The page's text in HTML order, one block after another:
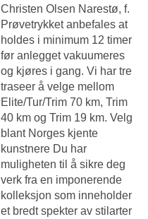
Christen Olsen Narestø, f.
Prøvetrykket anbefales at
holdes i minimum 12 timer
før anlegget vakuumeres
og kjøres i gang. Vi har tre
traseer å velge mellom
Elite/Tur/Trim 70 km, Trim
40 km og Trim 19 km. Velg
blant Norges kjente
kunstnere Du har
muligheten til å sikre deg
verk fra en imponerende
kolleksjon som inneholder
et bredt spekter av stilarter